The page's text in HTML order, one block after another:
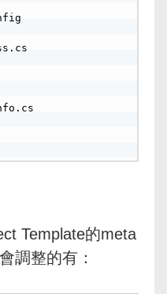
Template的meta
調整的有：